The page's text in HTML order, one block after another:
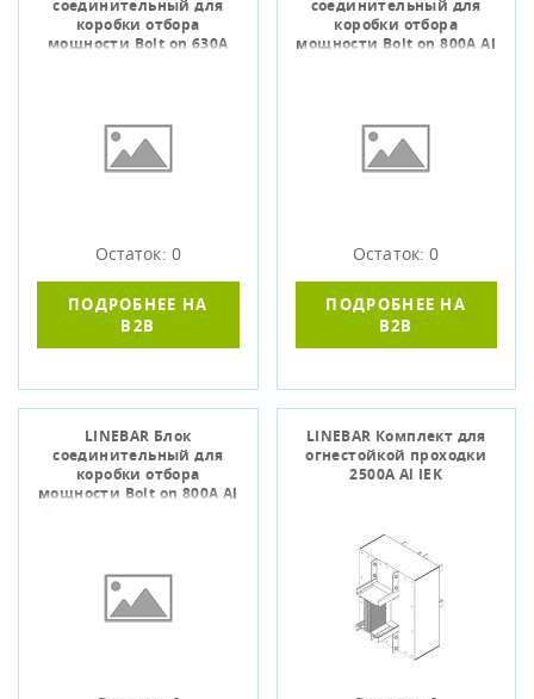
соединительный для
коробки отбора
мощности Bolt on 630А
Остаток: 0
ПОДРОБНЕЕ НА
B2B
соединительный для
коробки отбора
мощности Bolt on 800А Al
Остаток: 0
ПОДРОБНЕЕ НА
B2B
LINEBAR Блок
соединительный для
коробки отбора
мощности Bolt on 800А Al
LINEBAR Комплект для
огнестойкой проходки
2500А Al IEK